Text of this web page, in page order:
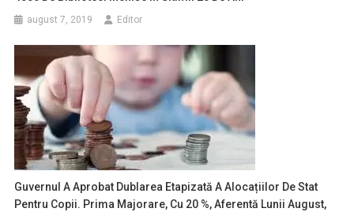
august 7, 2019 Editor
Guvernul A Aprobat Dublarea Etapizată A Alocațiilor De Stat
Pentru Copii. Prima Majorare, Cu 20 %, Aferentă Lunii August,